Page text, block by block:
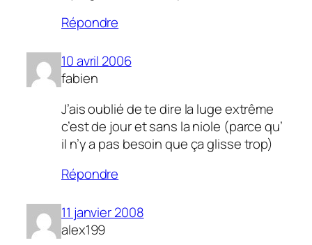
Répondre
10 avril 2006
fabien
J’ais oublié de te dire la luge extrême
c’est de jour et sans la niole (parce qu’
il n’y a pas besoin que ça glisse trop)
Répondre
11 janvier 2008
alex199